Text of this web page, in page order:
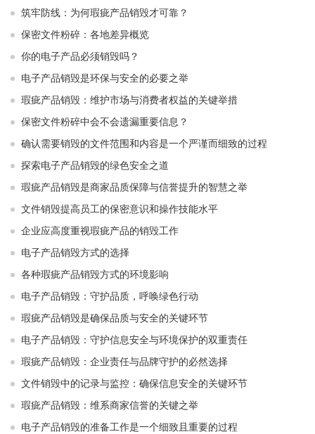
筑牢防线：为何瑕疵产品销毁才可靠？
保密文件粉碎：各地差异概览
你的电子产品必须销毁吗？
电子产品销毁是环保与安全的必要之举​ ​
瑕疵产品销毁：维护市场与消费者权益的关键举措​ ​
保密文件粉碎中会不会遗漏重要信息？
确认需要销毁的文件范围和内容是一个严谨而细致的过程
探索电子产品销毁的绿色安全之道
瑕疵产品销毁是商家品质保障与信誉提升的智慧之举
文件销毁提高员工的保密意识和操作技能水平
企业应高度重视瑕疵产品的销毁工作
电子产品销毁方式的选择
各种瑕疵产品销毁方式的环境影响
电子产品销毁：守护品质，呼唤绿色行动
瑕疵产品销毁是确保品质与安全的关键环节
电子产品销毁：守护信息安全与环境保护的双重责任
瑕疵产品销毁：企业责任与品牌守护的必然选择
文件销毁中的记录与监控：确保信息安全的关键环节
瑕疵产品销毁：维系商家信誉的关键之举
电子产品销毁的准备工作是一个细致且重要的过程